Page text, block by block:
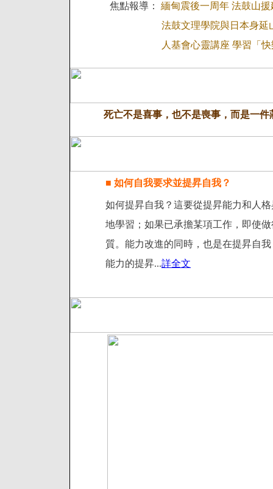
焦點報導：
緬甸震後一周年 法鼓山
法鼓文理學院與日本身延
人基會心靈講座 學習「
死亡不是喜事，也不是喪事，而是一件
■ 如何自我要求並提昇自我？
如何提昇自我？這要從提昇能力和人
地學習；如果已承擔某項工作，即使
質。能力改進的同時，也是在提昇自
能力的提昇...詳全文